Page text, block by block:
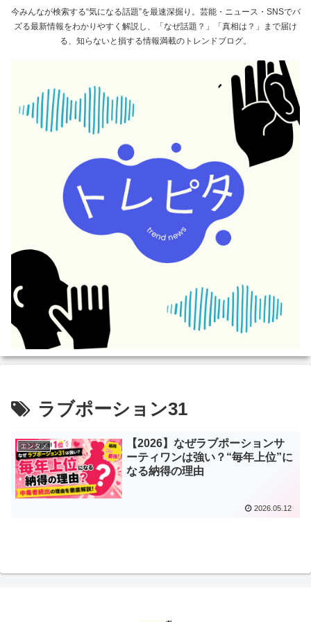
今みんなが検索する“気になる話題”を最速深掘り。芸能・ニュース・SNSでバ
ズる最新情報をわかりやすく解説し、「なぜ話題？」「真相は？」まで届け
る、知らないと損する情報満載のトレンドブログ。
ラブポーション31
エンタメ
【2026】なぜラブポーションサ
ーティワンは強い？“毎年上位”に
なる納得の理由
2026.05.12